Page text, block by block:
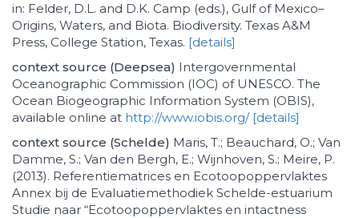
in: Felder, D.L. and D.K. Camp (eds.), Gulf of Mexico–
Origins, Waters, and Biota. Biodiversity. Texas A&M
Press, College Station, Texas. [details]
context source (Deepsea) Intergovernmental
Oceanographic Commission (IOC) of UNESCO. The
Ocean Biogeographic Information System (OBIS),
available online at http://www.iobis.org/ [details]
context source (Schelde) Maris, T.; Beauchard, O.; Van
Damme, S.; Van den Bergh, E.; Wijnhoven, S.; Meire, P.
(2013). Referentiematrices en Ecotoopoppervlaktes
Annex bij de Evaluatiemethodiek Schelde-estuarium
Studie naar “Ecotoopoppervlaktes en intactness